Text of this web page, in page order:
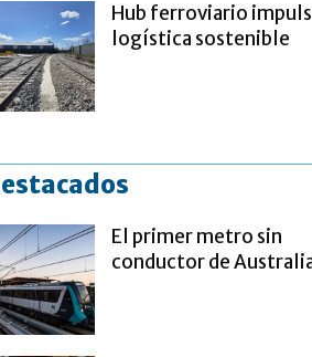
Hub ferroviario
logística sostenible
El primer metro sin
conductor de